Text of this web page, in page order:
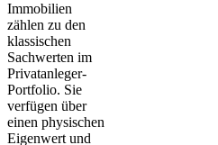
Immobilien
zählen zu den
klassischen
Sachwerten im
Privatanleger-
Portfolio. Sie
verfügen über
einen physischen
Eigenwert und